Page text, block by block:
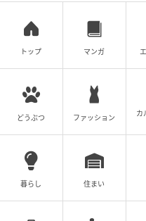
2人の楽しい気持ちが
ミニオン ぬいぐる
トップ マンガ
どうぶつ ファッション
カ
暮らし 住まい